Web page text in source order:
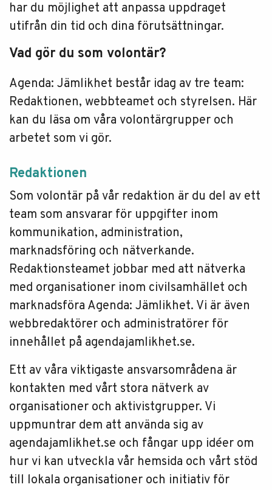
har du möjlighet att anpassa uppdraget
utifrån din tid och dina förutsättningar.
Vad gör du som volontär?
Agenda: Jämlikhet består idag av tre team:
Redaktionen, webbteamet och styrelsen. Här
kan du läsa om våra volontärgrupper och
arbetet som vi gör.
Redaktionen
Som volontär på vår redaktion är du del av ett
team som ansvarar för uppgifter inom
kommunikation, administration,
marknadsföring och nätverkande.
Redaktionsteamet jobbar med att nätverka
med organisationer inom civilsamhället och
marknadsföra Agenda: Jämlikhet. Vi är även
webbredaktörer och administratörer för
innehållet på agendajamlikhet.se.
Ett av våra viktigaste ansvarsområdena är
kontakten med vårt stora nätverk av
organisationer och aktivistgrupper. Vi
uppmuntrar dem att använda sig av
agendajamlikhet.se och fångar upp idéer om
hur vi kan utveckla vår hemsida och vårt stöd
till lokala organisationer och initiativ för